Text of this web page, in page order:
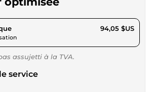
pour 86,68 $US 94,05 $US
assujetti à la TVA.
service